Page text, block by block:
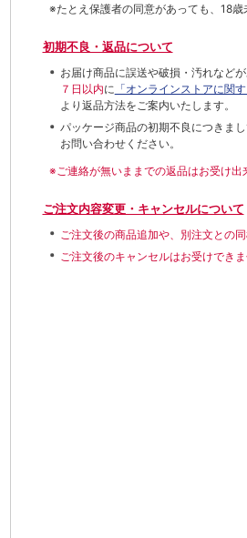
※たとえ保護者の同意があっても、18歳
初期不良・返品について
お届け商品に誤送や破損・汚れなど
７日以内に 「オンラインストアに関
より返品方法をご案内いたします。
パッケージ商品の初期不良につきま
お問い合わせください。
※ご連絡が無いままでの返品はお受け出
ご注文内容変更・キャンセルについて
ご注文後の商品追加や、別注文との
ご注文後のキャンセルはお受けでき